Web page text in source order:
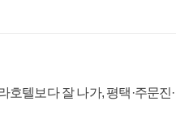
텔보다 잘 나가, 평택·주문진·